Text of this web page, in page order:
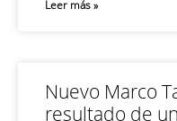
Leer más »
Nuevo Marco
resultado de